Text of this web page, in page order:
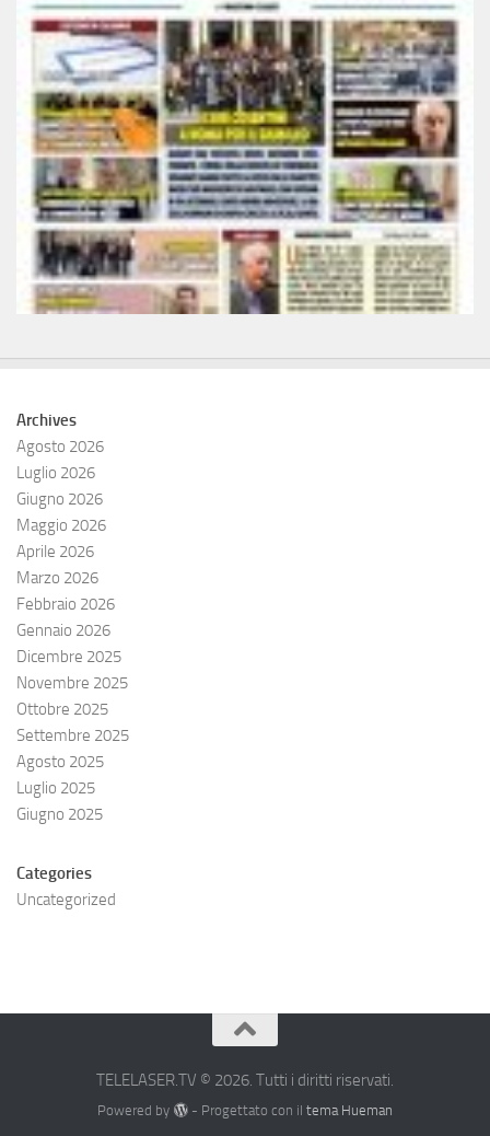
Archives
Agosto 2026
Luglio 2026
Giugno 2026
Maggio 2026
Aprile 2026
Marzo 2026
Febbraio 2026
Gennaio 2026
Dicembre 2025
Novembre 2025
Ottobre 2025
Settembre 2025
Agosto 2025
Luglio 2025
Giugno 2025
Categories
Uncategorized
TELELASER.TV © 2026. Tutti i diritti riservati.
Powered by - Progettato con il tema Hueman